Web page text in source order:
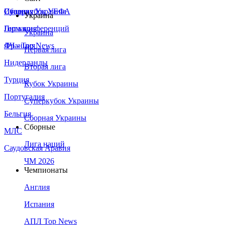
Сборная Украины
Италия
Германия
Франция
Нидерланды
Турция
Португалия
Бельгия
МЛС
Саудовская Аравия
Суперкубок УЕФА
Лига конференций
ЛЧ - Top News
Украина
Украина
Первая лига
Вторая лига
Кубок Украины
Суперкубок Украины
Сборная Украины
Сборные
Лига наций
ЧМ 2026
Чемпионаты
Англия
Испания
АПЛ Top News